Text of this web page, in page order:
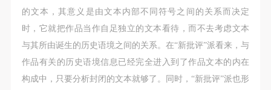
的文本，其意义是由文本内部不同符号之间的关系而决定
时，它就把作品当作自足独立的文本看待，而不去考虑文本
与其所由诞生的历史语境之间的关系。在“新批评”派看来，与
作品有关的历史语境信息已经完全进入到了作品文本的内在
构成中，只要分析封闭的文本就够了。同时，“新批评”派也形
备以人为本、团结友爱、互相帮助和助人为乐的良好
品质。
第三条
参加本次活动人员应该是成年人（具有完全民事行为
能力的人，18周岁以上）未成年人必须在成年人的陪
备以人为本、团结友爱、互相帮助和助人为乐的良好
品质。
第三条
参加本次活动人员应该是成年人（具有完全民事行为
能力的人，18周岁以上）未成年人必须在成年人的陪
备以人为本、团结友爱、互相帮助和助人为乐的良好
品质。
第三条
参加本次活动人员应该是成年人（具有完全民事行为
能力的人，18周岁以上）未成年人必须在成年人的陪